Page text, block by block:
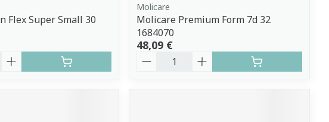
Flex Super Small 30
Molicare
Molicare Premium Form 7d 32
1684070
48,09 €
Quantité